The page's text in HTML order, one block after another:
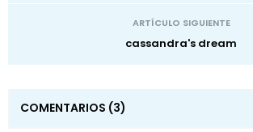
ARTÍCULO SIGUIENTE
cassandra's dream
COMENTARIOS (3)